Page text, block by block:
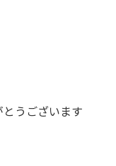
うございます